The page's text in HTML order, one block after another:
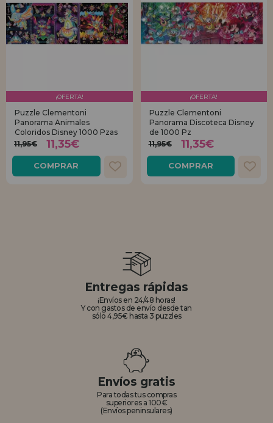
¡OFERTA!
Puzzle Clementoni
Panorama Animales
Coloridos Disney 1000 Pzas
11,95€
11,35€
COMPRAR
¡OFERTA!
Puzzle Clementoni
Panorama Discoteca Disney
de 1000 Pz
11,95€
11,35€
COMPRAR
Entregas rápidas
¡Envíos en 24/48 horas!
Y con gastos de envío desde tan
sólo 4,95€ hasta 3 puzzles
Envíos gratis
Para todas tus compras
superiores a 100€
(Envíos peninsulares)